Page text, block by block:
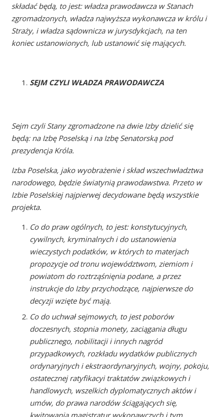
składać będą, to jest: władza prawodawcza w Stanach
zgromadzonych, władza najwyższa wykonawcza w królu i
Straży, i władza sądownicza w jurysdykcjach, na ten
koniec ustanowionych, lub ustanowić się mających.
SEJM CZYLI WŁADZA PRAWODAWCZA
Sejm czyli Stany zgromadzone na dwie Izby dzielić się
będą: na Izbę Poselską i na Izbę Senatorską pod
prezydencja Króla.
Izba Poselska, jako wyobrażenie i skład wszechwładztwa
narodowego, będzie światynią prawodawstwa. Przeto w
Izbie Poselskiej najpierwej decydowane będą wszystkie
projekta.
Co do praw ogólnych, to jest: konstytucyjnych,
cywilnych, kryminalnych i do ustanowienia
wieczystych podatków, w których to materjach
propozycje od tronu województwom, ziemiom i
powiatom do roztrząśnięnia podane, a przez
instrukcje do Izby przychodzące, najpierwsze do
decyzji wzięte być mają.
Co do uchwał sejmowych, to jest poborów
doczesnych, stopnia monety, zaciągania długu
publicznego, nobilitacji i innych nagród
przypadkowych, rozkładu wydatków publicznych
ordynaryjnych i ekstraordynaryjnych, wojny, pokoju,
ostatecznej ratyfikacyi traktatów związkowych i
handlowych, wszelkich dyplomatycznych aktów i
umów, do prawa narodów ściągających się,